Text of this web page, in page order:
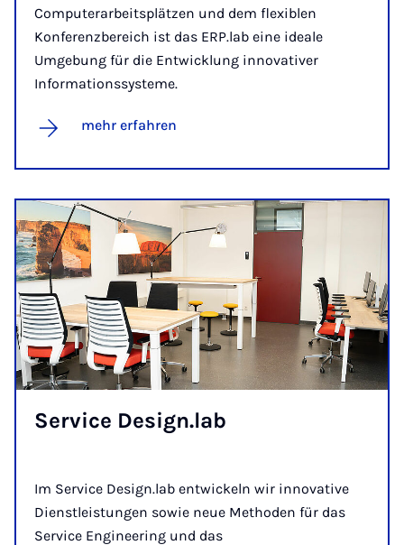
Computerarbeitsplätzen und dem flexiblen
Konferenzbereich ist das ERP.lab eine ideale
Umgebung für die Entwicklung innovativer
Informationssysteme.
mehr erfahren
Ser­vice De­sign.lab
Im Service Design.lab entwickeln wir innovative
Dienstleistungen sowie neue Methoden für das
Service Engineering und das